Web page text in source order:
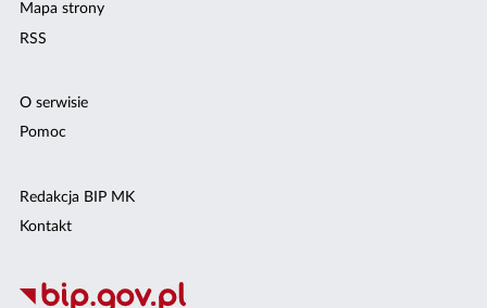
Mapa strony
RSS
O serwisie
Pomoc
Redakcja BIP MK
Kontakt